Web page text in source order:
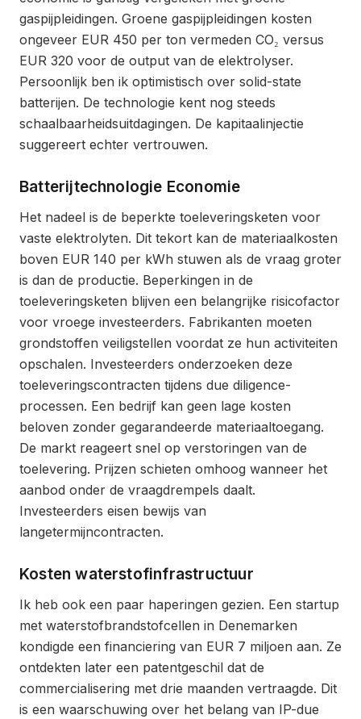
gaspijpleidingen. Groene gaspijpleidingen kosten
ongeveer EUR 450 per ton vermeden CO₂ versus
EUR 320 voor de output van de elektrolyser.
Persoonlijk ben ik optimistisch over solid-state
batterijen. De technologie kent nog steeds
schaalbaarheidsuitdagingen. De kapitaalinjectie
suggereert echter vertrouwen.
Batterijtechnologie Economie
Het nadeel is de beperkte toeleveringsketen voor
vaste elektrolyten. Dit tekort kan de materiaalkosten
boven EUR 140 per kWh stuwen als de vraag groter
is dan de productie. Beperkingen in de
toeleveringsketen blijven een belangrijke risicofactor
voor vroege investeerders. Fabrikanten moeten
grondstoffen veiligstellen voordat ze hun activiteiten
opschalen. Investeerders onderzoeken deze
toeleveringscontracten tijdens due diligence-
processen. Een bedrijf kan geen lage kosten
beloven zonder gegarandeerde materiaaltoegang.
De markt reageert snel op verstoringen van de
toelevering. Prijzen schieten omhoog wanneer het
aanbod onder de vraagdrempels daalt.
Investeerders eisen bewijs van
langetermijncontracten.
Kosten waterstofinfrastructuur
Ik heb ook een paar haperingen gezien. Een startup
met waterstofbrandstofcellen in Denemarken
kondigde een financiering van EUR 7 miljoen aan. Ze
ontdekten later een patentgeschil dat de
commercialisering met drie maanden vertraagde. Dit
is een waarschuwing over het belang van IP-due